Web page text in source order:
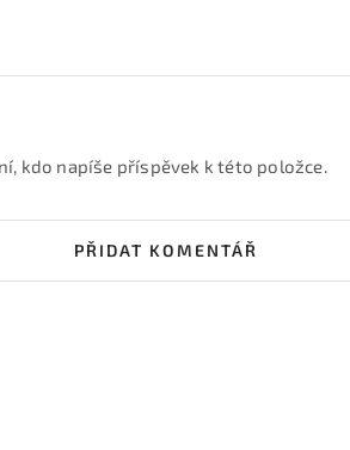
kdo napíše příspěvek k této položce.
PŘIDAT KOMENTÁŘ